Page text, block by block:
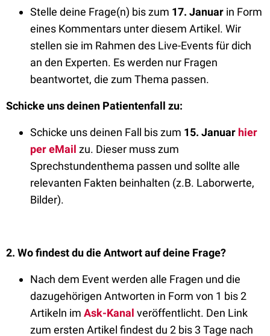
Stelle deine Frage(n) bis zum 17. Januar in Form
eines Kommentars unter diesem Artikel. Wir
stellen sie im Rahmen des Live-Events für dich
an den Experten. Es werden nur Fragen
beantwortet, die zum Thema passen.
Schicke uns deinen Patientenfall zu:
Schicke uns deinen Fall bis zum 15. Januar hier
per eMail zu. Dieser muss zum
Sprechstundenthema passen und sollte alle
relevanten Fakten beinhalten (z.B. Laborwerte,
Bilder).
2. Wo findest du die Antwort auf deine Frage?
Nach dem Event werden alle Fragen und die
dazugehörigen Antworten in Form von 1 bis 2
Artikeln im Ask-Kanal veröffentlicht. Den Link
zum ersten Artikel findest du 2 bis 3 Tage nach